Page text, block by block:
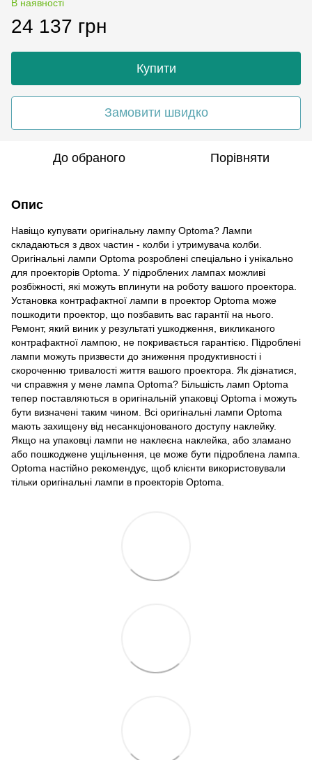
В наявності
24 137 грн
Купити
Замовити швидко
До обраного Порівняти
Опис
Навіщо купувати оригінальну лампу Optoma? Лампи
складаються з двох частин - колби і утримувача колби.
Оригінальні лампи Optoma розроблені спеціально і унікально
для проекторів Optoma. У підроблених лампах можливі
розбіжності, які можуть вплинути на роботу вашого проектора.
Установка контрафактної лампи в проектор Optoma може
пошкодити проектор, що позбавить вас гарантії на нього.
Ремонт, який виник у результаті ушкодження, викликаного
контрафактної лампою, не покривається гарантією. Підроблені
лампи можуть призвести до зниження продуктивності і
скороченню тривалості життя вашого проектора. Як дізнатися,
чи справжня у мене лампа Optoma? Більшість ламп Optoma
тепер поставляються в оригінальній упаковці Optoma і можуть
бути визначені таким чином. Всі оригінальні лампи Optoma
мають захищену від несанкціонованого доступу наклейку.
Якщо на упаковці лампи не наклеєна наклейка, або зламано
або пошкоджене ущільнення, це може бути підроблена лампа.
Optoma настійно рекомендує, щоб клієнти використовували
тільки оригінальні лампи в проекторів Optoma.